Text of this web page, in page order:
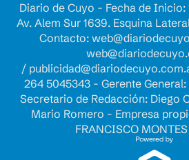
Diario de Cuyo - Fecha de
Av. Alem Sur 1639. Esquina
Contacto:
/
264 5045343 - Gerente
Secretario de Redacción: Diego
Mario Romero - Empresa
FRANCISCO MONTES